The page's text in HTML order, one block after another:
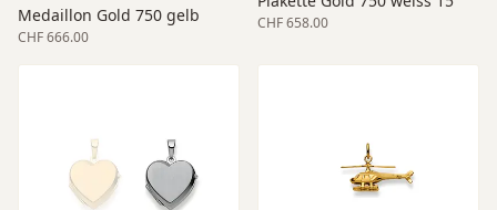
Medaillon Gold 750 gelb
CHF 666.00
CHF 658.00